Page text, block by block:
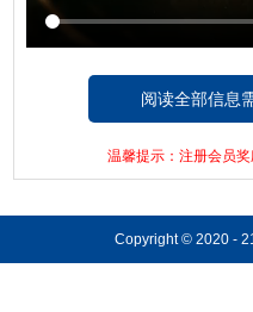
阅读全部信息
击
温馨提示：注册会员
Copyright © 2020 -